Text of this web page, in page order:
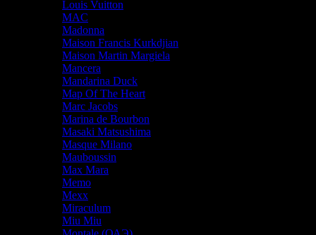
Louis Vuitton
MAC
Madonna
Maison Francis Kurkdjian
Maison Martin Margiela
Mancera
Mandarina Duck
Map Of The Heart
Marc Jacobs
Marina de Bourbon
Masaki Matsushima
Masque Milano
Mauboussin
Max Mara
Memo
Mexx
Miraculum
Miu Miu